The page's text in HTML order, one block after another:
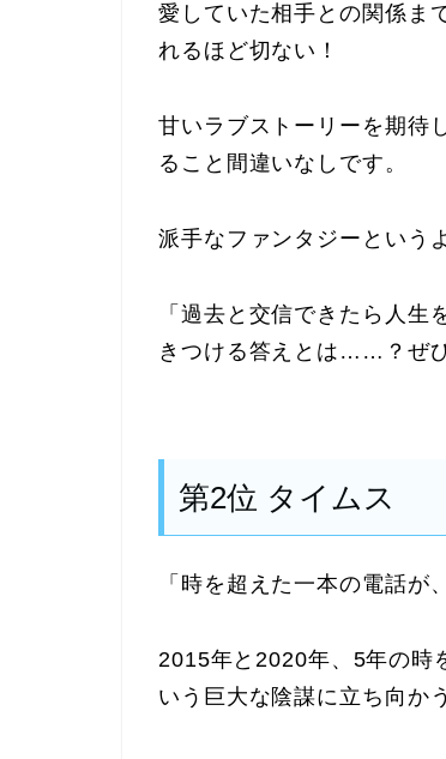
愛していた相手との関係ま
れるほど切ない！
甘いラブストーリーを期待
ること間違いなしです。
派手なファンタジーという
「過去と交信できたら人
きつける答えとは……？ぜ
第2位 タイムス
「時を超えた一本の電話が
2015年と2020年、5年の時
いう巨大な陰謀に立ち向か